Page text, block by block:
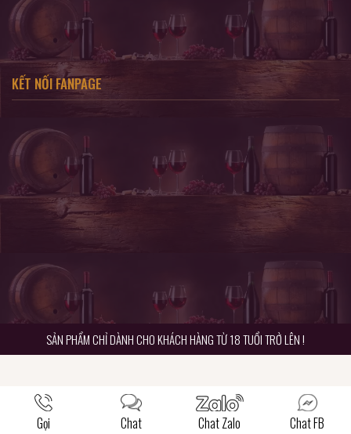
KẾT NỐI FANPAGE
SẢN PHẨM CHỈ DÀNH CHO KHÁCH HÀNG TỪ 18 TUỔI TRỞ LÊN !
Gọi Chat Chat Zalo Chat FB